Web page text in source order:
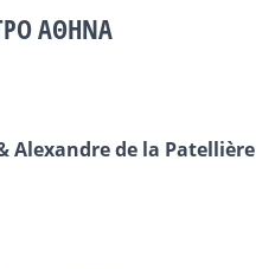
ΑΘΗΝΑ
de la Patellière